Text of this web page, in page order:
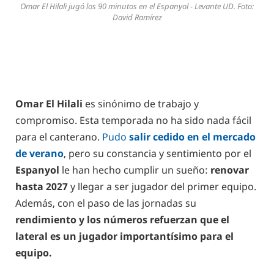
Omar El Hilali jugó los 90 minutos en el Espanyol - Levante UD. Foto:
David Ramírez
Omar El Hilali es sinónimo de trabajo y
compromiso. Esta temporada no ha sido nada fácil
para el canterano. Pudo salir cedido en el mercado
de verano, pero su constancia y sentimiento por el
Espanyol le han hecho cumplir un sueño: renovar
hasta 2027y llegar a ser jugador del primer equipo.
Además, con el paso de las jornadas su
rendimiento y los números refuerzan que el
lateral es un jugador importantísimo para el
equipo.